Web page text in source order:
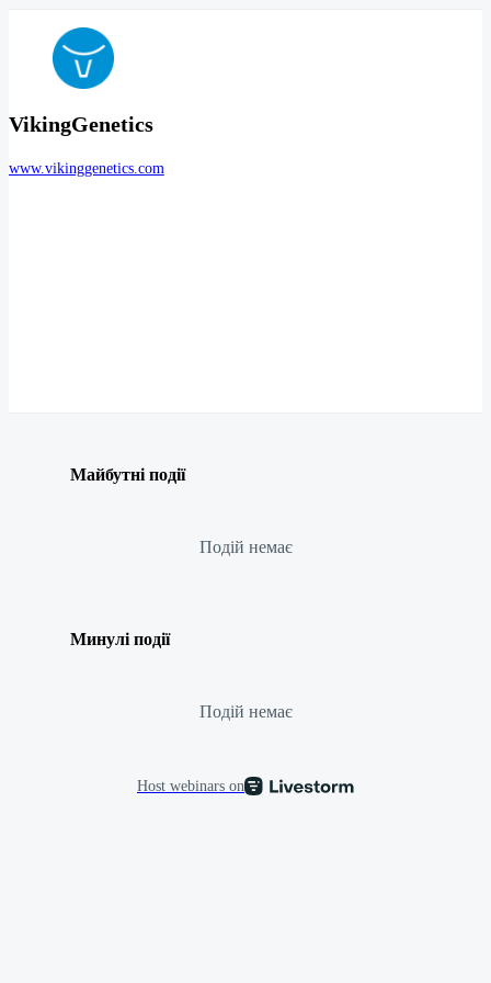
VikingGenetics
www.vikinggenetics.com
Майбутні події
Подій немає
Минулі події
Подій немає
Host webinars on